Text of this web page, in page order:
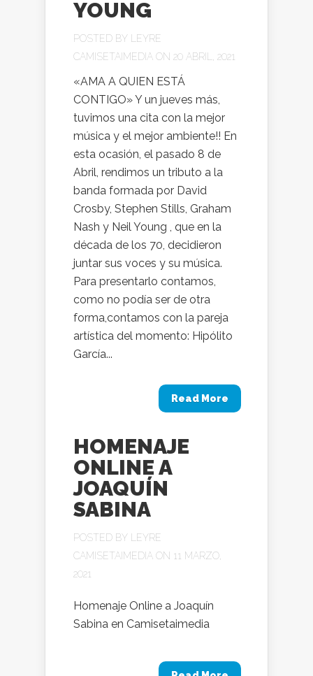
YOUNG
POSTED BY
LEYRE
CAMISETAIMEDIA ON 20 ABRIL, 2021
«AMA A QUIEN ESTÁ
CONTIGO» Y un jueves más,
tuvimos una cita con la mejor
música y el mejor ambiente!! En
esta ocasión, el pasado 8 de
Abril, rendimos un tributo a la
banda formada por David
Crosby, Stephen Stills, Graham
Nash y Neil Young , que en la
década de los 70, decidieron
juntar sus voces y su música.
Para presentarlo contamos,
como no podía ser de otra
forma,contamos con la pareja
artística del momento: Hipólito
García...
Read More
HOMENAJE
ONLINE A
JOAQUÍN
SABINA
POSTED BY
LEYRE
CAMISETAIMEDIA ON 11 MARZO,
2021
Homenaje Online a Joaquín
Sabina en Camisetaimedia